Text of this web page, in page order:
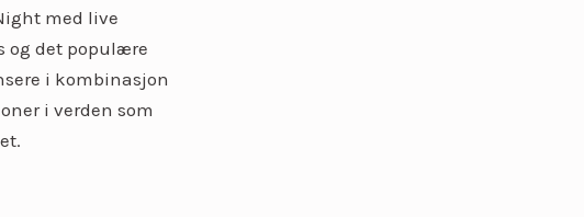
med live
og det populære
i kombinasjon
i verden som